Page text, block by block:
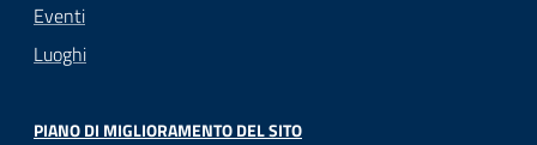
Eventi
Luoghi
PIANO DI MIGLIORAMENTO DEL SITO